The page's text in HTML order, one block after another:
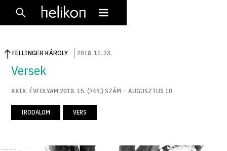
FELLINGER KÁROLY 2018. 11. 23.
Versek
XXIX. ÉVFOLYAM 2018. 15. (749.) SZÁM – AUGUSZTUS 10.
IRODALOM VERS